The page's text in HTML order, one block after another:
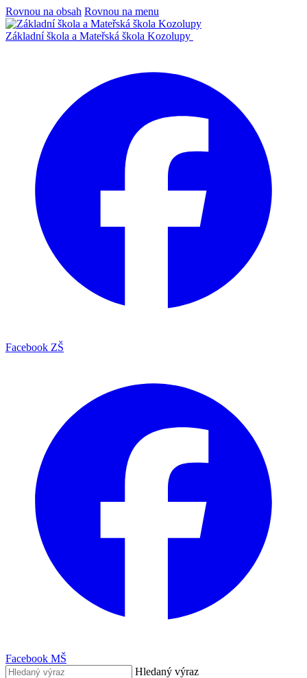
Rovnou na obsah Rovnou na menu
Základní škola a Mateřská škola Kozolupy
Facebook ZŠ
Facebook MŠ
Hledaný výraz